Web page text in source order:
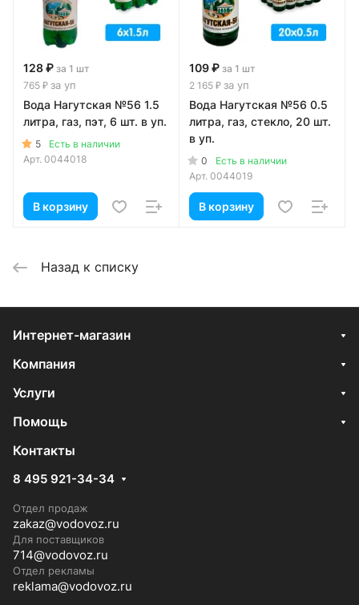
128 ₽ за 1 шт
765 ₽ за уп
Вода Нагутская №56 1.5
литра, газ, пэт, 6 шт. в уп.
5
Есть в наличии
Арт. 0044018
В корзину
109 ₽ за 1 шт
2 165 ₽ за уп
Вода Нагутская №56 0.5
литра, газ, стекло, 20 шт.
в уп.
0
Есть в наличии
Арт. 0044019
В корзину
Назад к списку
Интернет-магазин
Компания
Услуги
Помощь
Контакты
8 495 921-34-34
Отдел продаж
zakaz@vodovoz.ru
Для поставщиков
714@vodovoz.ru
Отдел рекламы
reklama@vodovoz.ru